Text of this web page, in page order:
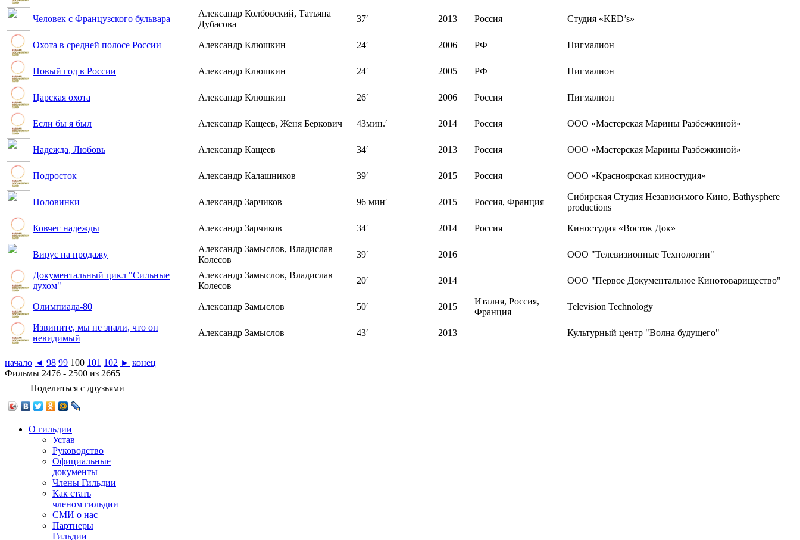
Человек с Французского бульвара
Александр Колбовский, Татьяна
Дубасова
37′ 2013 Россия Студия «KED’s»
Охота в средней полосе России Александр Клюшкин 24′ 2006 РФ Пигмалион
Новый год в России Александр Клюшкин 24′ 2005 РФ Пигмалион
Царская охота Александр Клюшкин 26′ 2006 Россия Пигмалион
Если бы я был Александр Кащеев, Женя Беркович 43мин.′ 2014 Россия ООО «Мастерская Марины Разбежкиной»
Надежда, Любовь Александр Кащеев 34′ 2013 Россия ООО «Мастерская Марины Разбежкиной»
Подросток Александр Калашников 39′ 2015 Россия ООО «Красноярская киностудия»
Половинки Александр Зарчиков 96 мин′ 2015 Россия, Франция
Сибирская Студия Независимого Кино, Bathysphere
productions
Ковчег надежды Александр Зарчиков 34′ 2014 Россия Киностудия «Восток Док»
Вирус на продажу
Александр Замыслов, Владислав
Колесов
39′ 2016 ООО "Телевизионные Технологии"
Документальный цикл "Сильные
духом"
Александр Замыслов, Владислав
Колесов
20′ 2014 ООО "Первое Документальное Кинотоварищество"
Олимпиада-80 Александр Замыслов 50′ 2015
Италия, Россия,
Франция
Television Technology
Извините, мы не знали, что он
невидимый
Александр Замыслов 43′ 2013 Культурный центр "Волна будущего"
начало ◄ 98 99 100 101 102 ► конец
Фильмы 2476 - 2500 из 2665
Поделиться с друзьями
О гильдии
Устав
Руководство
Официальные
документы
Члены Гильдии
Как стать
членом гильдии
СМИ о нас
Партнеры
Гильдии